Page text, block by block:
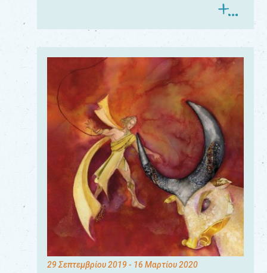
29 Σεπτεμβρίου 2019- 16 Μαρτίου 2020